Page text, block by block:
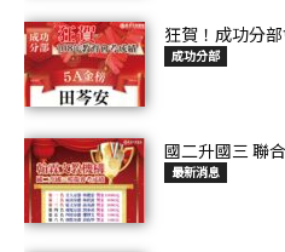
狂賀！成功分
成功分部
國二升國三 聯
最新消息